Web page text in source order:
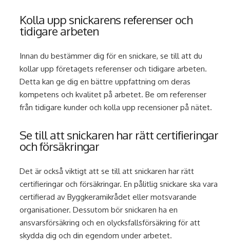
Kolla upp snickarens referenser och
tidigare arbeten
Innan du bestämmer dig för en snickare, se till att du
kollar upp företagets referenser och tidigare arbeten.
Detta kan ge dig en bättre uppfattning om deras
kompetens och kvalitet på arbetet. Be om referenser
från tidigare kunder och kolla upp recensioner på nätet.
Se till att snickaren har rätt certifieringar
och försäkringar
Det är också viktigt att se till att snickaren har rätt
certifieringar och försäkringar. En pålitlig snickare ska vara
certifierad av Byggkeramikrådet eller motsvarande
organisationer. Dessutom bör snickaren ha en
ansvarsförsäkring och en olycksfallsförsäkring för att
skydda dig och din egendom under arbetet.